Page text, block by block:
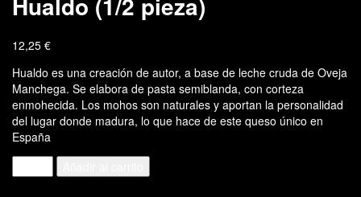
12,25 €
Hualdo es una creación de autor, a base de leche cruda de Oveja
Manchega. Se elabora de pasta semiblanda, con corteza
enmohecida. Los mohos son naturales y aportan la personalidad
del lugar donde madura, lo que hace de este queso único en
España
(1/2